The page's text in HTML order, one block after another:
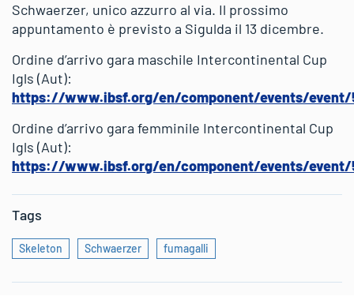
Schwaerzer, unico azzurro al via. Il prossimo
appuntamento è previsto a Sigulda il 13 dicembre.
Ordine d’arrivo gara maschile Intercontinental Cup
Igls (Aut):
https://www.ibsf.org/en/component/events/event/
Ordine d’arrivo gara femminile Intercontinental Cup
Igls (Aut):
https://www.ibsf.org/en/component/events/event/
Tags
Skeleton Schwaerzer fumagalli